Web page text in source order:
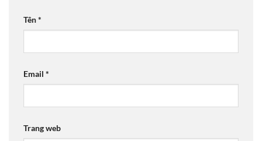
Tên*
Email *
Trang web